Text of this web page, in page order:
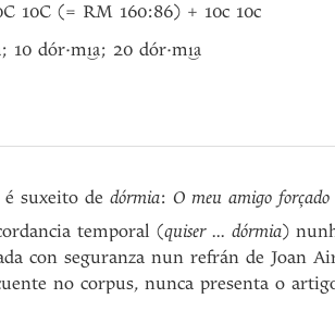
10C (= RM 160:86) + 10c 10c
; 10 dór·mi͜a; 20 dór·mi͜a
suxeito de dórmia: O meu amigo
temporal (quiser ... dórmia)
con seguranza nun refrán de Joan
no corpus, nunca presenta o